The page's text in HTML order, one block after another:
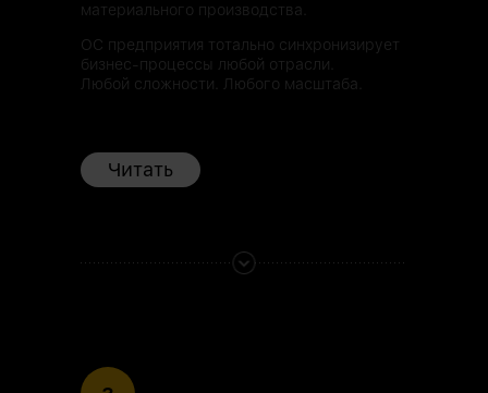
материального производства.
ОС предприятия тотально синхронизирует
бизнес-процессы любой отрасли.
Любой сложности. Любого масштаба.
Читать